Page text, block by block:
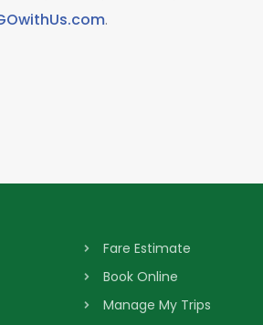
.
Fare Estimate
Book Online
Manage My Trips